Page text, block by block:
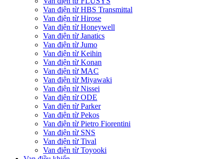
Van điện từ HBS Transmittal
Van điện từ Hirose
Van điện từ Honeywell
Van điện từ Janatics
Van điện từ Jumo
Van điện từ Keihin
Van điện từ Konan
Van điện từ MAC
Van điện từ Miyawaki
Van điện từ Nissei
Van điện từ ODE
Van điện từ Parker
Van điện từ Pekos
Van điện từ Pietro Fiorentini
Van điện từ SNS
Van điện từ Tival
Van điện từ Toyooki